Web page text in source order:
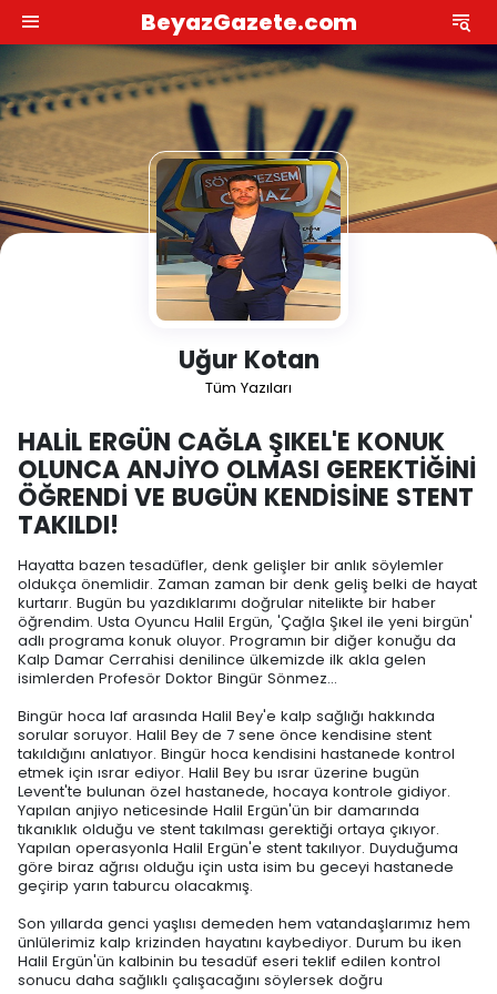
BeyazGazete.com
Uğur Kotan
Tüm Yazıları
HALİL ERGÜN CAĞLA ŞIKEL'E KONUK
OLUNCA ANJİYO OLMASI GEREKTİĞİNİ
ÖĞRENDİ VE BUGÜN KENDİSİNE STENT
TAKILDI!
Hayatta bazen tesadüfler, denk gelişler bir anlık söylemler
oldukça önemlidir. Zaman zaman bir denk geliş belki de hayat
kurtarır. Bugün bu yazdıklarımı doğrular nitelikte bir haber
öğrendim. Usta Oyuncu Halil Ergün, 'Çağla Şıkel ile yeni birgün'
adlı programa konuk oluyor. Programın bir diğer konuğu da
Kalp Damar Cerrahisi denilince ülkemizde ilk akla gelen
isimlerden Profesör Doktor Bingür Sönmez...
Bingür hoca laf arasında Halil Bey'e kalp sağlığı hakkında
sorular soruyor. Halil Bey de 7 sene önce kendisine stent
takıldığını anlatıyor. Bingür hoca kendisini hastanede kontrol
etmek için ısrar ediyor. Halil Bey bu ısrar üzerine bugün
Levent'te bulunan özel hastanede, hocaya kontrole gidiyor.
Yapılan anjiyo neticesinde Halil Ergün'ün bir damarında
tıkanıklık olduğu ve stent takılması gerektiği ortaya çıkıyor.
Yapılan operasyonla Halil Ergün'e stent takılıyor. Duyduğuma
göre biraz ağrısı olduğu için usta isim bu geceyi hastanede
geçirip yarın taburcu olacakmış.
Son yıllarda genci yaşlısı demeden hem vatandaşlarımız hem
ünlülerimiz kalp krizinden hayatını kaybediyor. Durum bu iken
Halil Ergün'ün kalbinin bu tesadüf eseri teklif edilen kontrol
sonucu daha sağlıklı çalışacağını söylersek doğru